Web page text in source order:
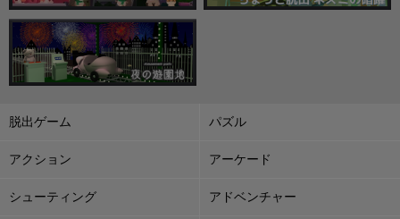
脱出ゲーム パズル
アクション アーケード
シューティング アドベンチャー